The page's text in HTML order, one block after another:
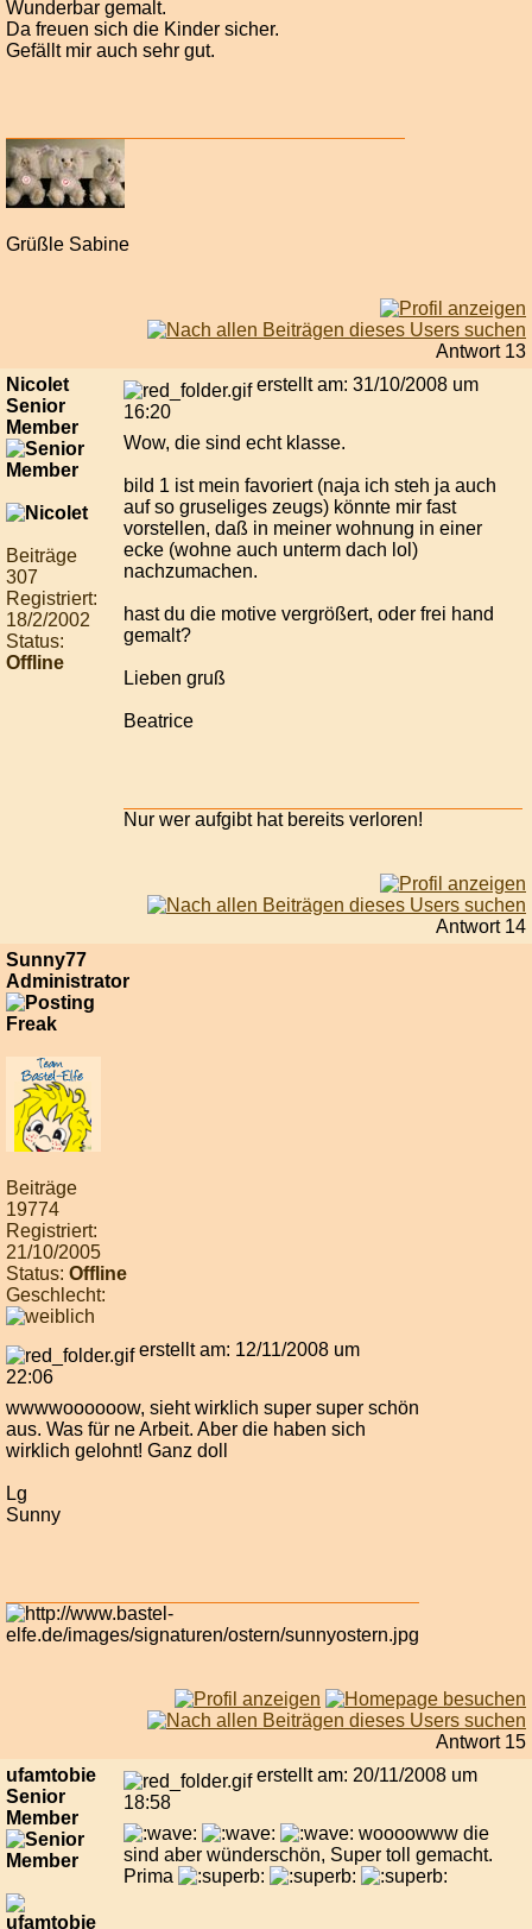
Wunderbar gemalt.
Da freuen sich die Kinder sicher.
Gefällt mir auch sehr gut.
Grüßle Sabine
Antwort 13
Nicolet
Senior
Member
Beiträge
307
Registriert:
18/2/2002
Status:
Offline
erstellt am: 31/10/2008 um
16:20
Wow, die sind echt klasse.
bild 1 ist mein favoriert (naja ich steh ja auch
auf so gruseliges zeugs) könnte mir fast
vorstellen, daß in meiner wohnung in einer
ecke (wohne auch unterm dach lol)
nachzumachen.
hast du die motive vergrößert, oder frei hand
gemalt?
Lieben gruß
Beatrice
Nur wer aufgibt hat bereits verloren!
Antwort 14
Sunny77
Administrator
Beiträge
19774
Registriert:
21/10/2005
Status: Offline
Geschlecht:
erstellt am: 12/11/2008 um
22:06
wwwwoooooow, sieht wirklich super super schön
aus. Was für ne Arbeit. Aber die haben sich
wirklich gelohnt! Ganz doll
Lg
Sunny
Antwort 15
ufamtobie
Senior
Member
erstellt am: 20/11/2008 um
18:58
woooowww die
sind aber wünderschön, Super toll gemacht.
Prima